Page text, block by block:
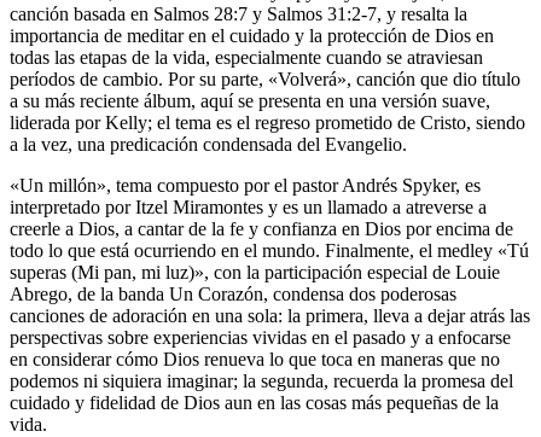
canción basada en Salmos 28:7 y Salmos 31:2-7, y resalta la
importancia de meditar en el cuidado y la protección de Dios en
todas las etapas de la vida, especialmente cuando se atraviesan
períodos de cambio. Por su parte, «Volverá», canción que dio título
a su más reciente álbum, aquí se presenta en una versión suave,
liderada por Kelly; el tema es el regreso prometido de Cristo, siendo
a la vez, una predicación condensada del Evangelio.
«Un millón», tema compuesto por el pastor Andrés Spyker, es
interpretado por Itzel Miramontes y es un llamado a atreverse a
creerle a Dios, a cantar de la fe y confianza en Dios por encima de
todo lo que está ocurriendo en el mundo. Finalmente, el medley «Tú
superas (Mi pan, mi luz)», con la participación especial de Louie
Abrego, de la banda Un Corazón, condensa dos poderosas
canciones de adoración en una sola: la primera, lleva a dejar atrás las
perspectivas sobre experiencias vividas en el pasado y a enfocarse
en considerar cómo Dios renueva lo que toca en maneras que no
podemos ni siquiera imaginar; la segunda, recuerda la promesa del
cuidado y fidelidad de Dios aun en las cosas más pequeñas de la
vida.